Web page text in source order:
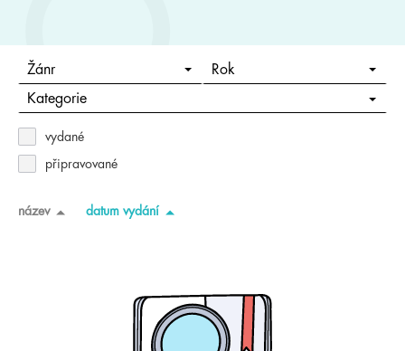
Žánr Rok
Kategorie
vydané
připravované
název datum vydání